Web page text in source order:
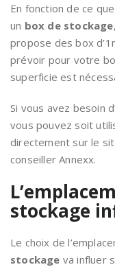
En fonction de ce
un box de stockage
propose des box
prévoir pour votre
superficie est
Si vous avez besoin
vous pouvez soit
directement sur le
conseiller Annexx.
stockage
Le choix de
stockage va influer